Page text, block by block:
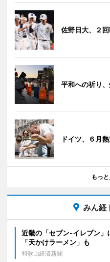
佐野日大、２
平和への祈り
ドイツ、６月
もっ
みん経
近畿の「セブン-イレブン
「天かけラーメン」も
和歌山経済新聞